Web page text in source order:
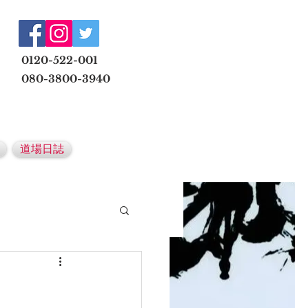
0120-522-001
080-3800-3940
道場日誌